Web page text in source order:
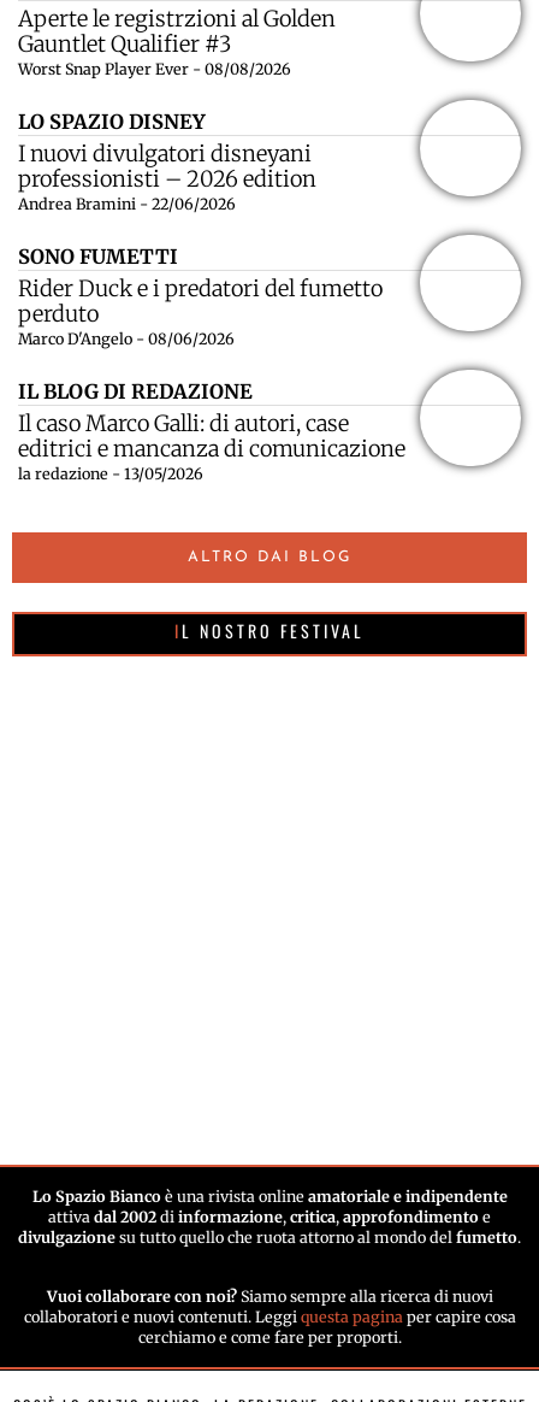
Aperte le registrzioni al Golden
Gauntlet Qualifier #3
Worst Snap Player Ever - 08/08/2026
LO SPAZIO DISNEY
I nuovi divulgatori disneyani
professionisti – 2026 edition
Andrea Bramini - 22/06/2026
SONO FUMETTI
Rider Duck e i predatori del fumetto
perduto
Marco D'Angelo - 08/06/2026
IL BLOG DI REDAZIONE
Il caso Marco Galli: di autori, case
editrici e mancanza di comunicazione
la redazione - 13/05/2026
ALTRO DAI BLOG
IL NOSTRO FESTIVAL
Lo Spazio Biancoè una rivista online amatoriale e indipendente
attiva dal 2002 di informazione, critica, approfondimento e
divulgazione su tutto quello che ruota attorno al mondo del fumetto.
Vuoi collaborare con noi? Siamo sempre alla ricerca di nuovi
collaboratori e nuovi contenuti. Leggi questa pagina per capire cosa
cerchiamo e come fare per proporti.